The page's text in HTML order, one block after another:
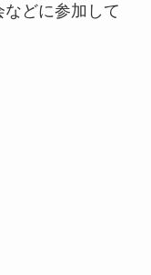
どに参加して